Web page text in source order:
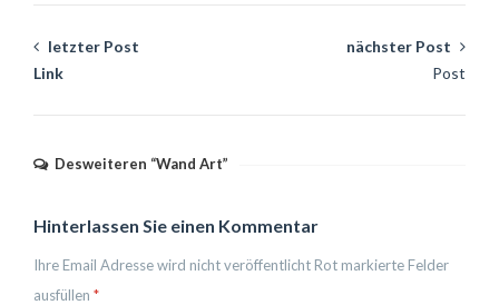
letzter Post
Link
nächster Post
Post
Desweiteren “Wand Art”
Hinterlassen Sie einen Kommentar
Ihre Email Adresse wird nicht veröffentlicht Rot markierte Felder
ausfüllen *